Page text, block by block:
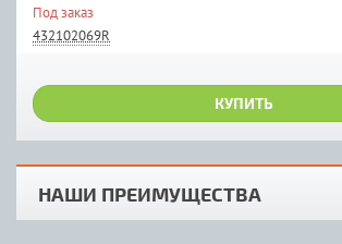
Под заказ
432102069R
КУПИТЬ
НАШИ ПРЕИМУЩЕСТВА